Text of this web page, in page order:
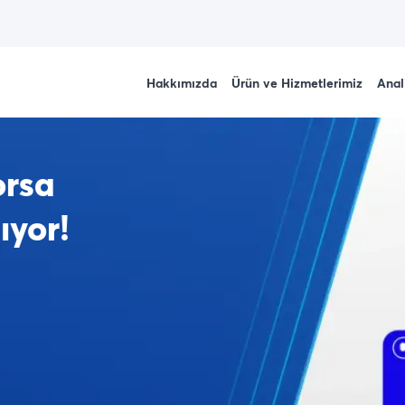
Hakkımızda Ürün ve Hizmetlerimiz